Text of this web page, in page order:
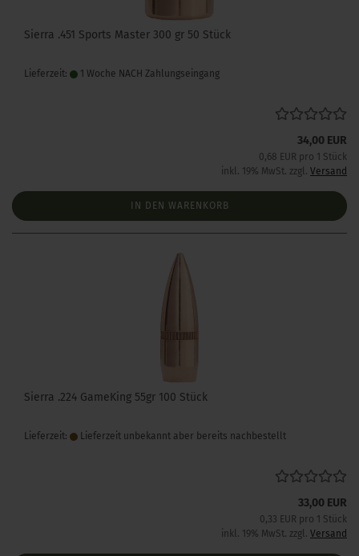
Sierra .451 Sports Master 300 gr 50 Stück
Lieferzeit: 1 Woche NACH Zahlungseingang
34,00 EUR
0,68 EUR pro 1 Stück
inkl. 19% MwSt. zzgl. Versand
IN DEN WARENKORB
Sierra .224 GameKing 55gr 100 Stück
Lieferzeit: Lieferzeit unbekannt aber bereits nachbestellt
33,00 EUR
0,33 EUR pro 1 Stück
inkl. 19% MwSt. zzgl. Versand